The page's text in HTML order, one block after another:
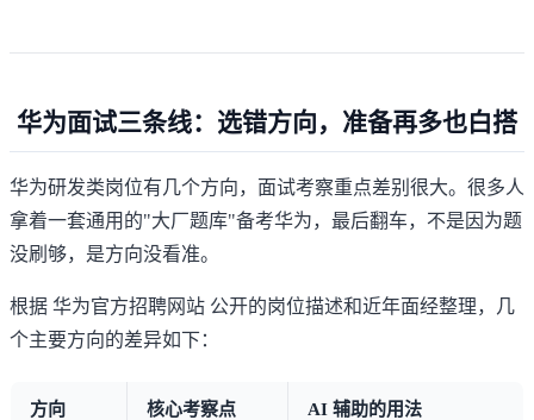
华为面试三条线：选错方向，准备再多也白搭
华为研发类岗位有几个方向，面试考察重点差别很大。很多人
拿着一套通用的"大厂题库"备考华为，最后翻车，不是因为题
没刷够，是方向没看准。
根据 华为官方招聘网站 公开的岗位描述和近年面经整理，几
个主要方向的差异如下：
方向 核心考察点 AI 辅助的用法